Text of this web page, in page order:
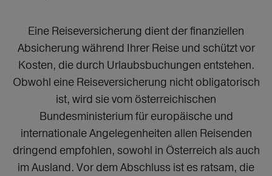
Eine Reiseversicherung dient der finanziellen
Absicherung während Ihrer Reise und schützt vor
Kosten, die durch Urlaubsbuchungen entstehen.
Obwohl eine Reiseversicherung nicht obligatorisch
ist, wird sie vom österreichischen
Bundesministerium für europäische und
internationale Angelegenheiten allen Reisenden
dringend empfohlen, sowohl in Österreich als auch
im Ausland. Vor dem Abschluss ist es ratsam, die